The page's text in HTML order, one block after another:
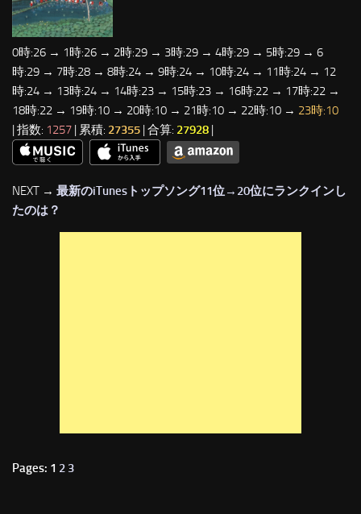
0時:26 → 1時:26 → 2時:29 → 3時:29 → 4時:29 → 5時:29 → 6
時:29 → 7時:28 → 8時:24 → 9時:24 → 10時:24 → 11時:24 → 12
時:24 → 13時:24 → 14時:23 → 15時:23 → 16時:22 → 17時:22 →
18時:22 → 19時:10 → 20時:10 → 21時:10 → 22時:10 → 23時:10
| 指数: 1257 | 累積: 27355 | 合算: 27928 |
NEXT → 最新のiTunesトップソング11位→20位にランクインし
たのは？
Pages: 1 2 3